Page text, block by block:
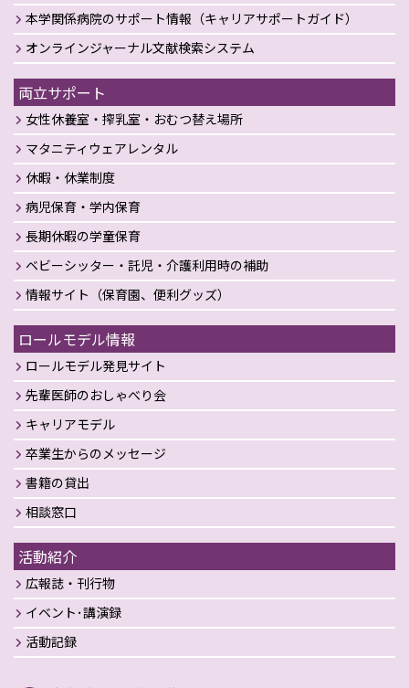
本学関係病院のサポート情報（キャリアサポートガイド）
オンラインジャーナル文献検索システム
両立サポート
女性休養室・搾乳室・おむつ替え場所
マタニティウェアレンタル
休暇・休業制度
病児保育・学内保育
長期休暇の学童保育
ベビーシッター・託児・介護利用時の補助
情報サイト（保育園、便利グッズ）
ロールモデル情報
ロールモデル発見サイト
先輩医師のおしゃべり会
キャリアモデル
卒業生からのメッセージ
書籍の貸出
相談窓口
活動紹介
広報誌・刊行物
イベント･講演録
活動記録